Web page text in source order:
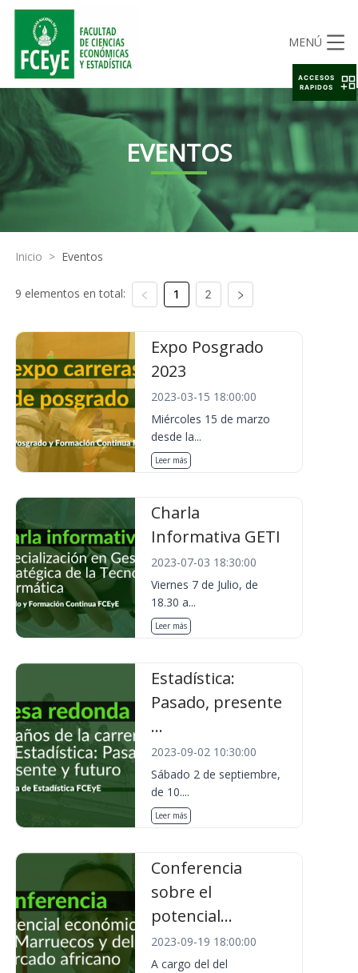
MENÚ
EVENTOS
Inicio > Eventos
9 elementos en total: 1 2
Expo Posgrado
2023
2023-03-15 18:00:00
Miércoles 15 de marzo
desde la...
Leer más
Charla
Informativa GETI
2023-07-03 18:30:00
Viernes 7 de Julio, de
18.30 a...
Leer más
Estadística:
Pasado, presente
...
2023-09-02 10:30:00
Sábado 2 de septiembre,
de 10....
Leer más
Conferencia
sobre el
potencial...
2023-09-19 18:00:00
A cargo del del
ACCESOS
RAPIDOS